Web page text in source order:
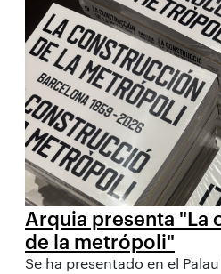
Arquia presenta "La
de la metrópoli"
Se ha presentado en el